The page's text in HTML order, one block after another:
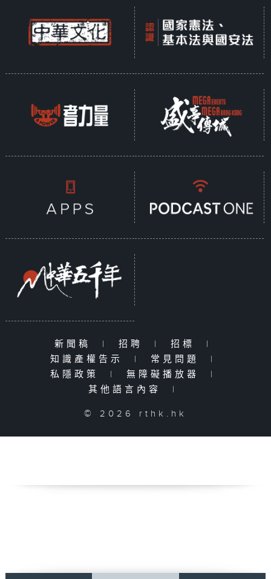
新聞稿 | 招聘 | 招標
|
知識產權告示
| 常見問題
|
私隱政策
| 無障礙播放器
|
其他語言內容
|
© 2026 rthk.hk